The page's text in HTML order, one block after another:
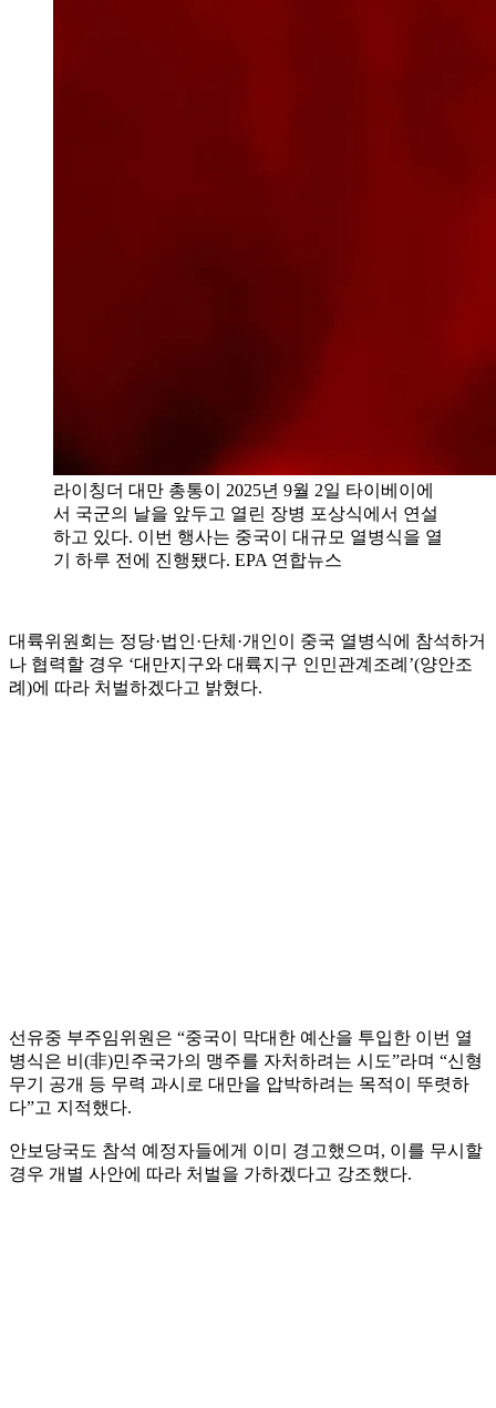
라이칭더 대만 총통이 2025년 9월 2일 타이베이에
서 국군의 날을 앞두고 열린 장병 포상식에서 연설
하고 있다. 이번 행사는 중국이 대규모 열병식을 열
기 하루 전에 진행됐다. EPA 연합뉴스
대륙위원회는 정당·법인·단체·개인이 중국 열병식에 참석하거
나 협력할 경우 ‘대만지구와 대륙지구 인민관계조례’(양안조
례)에 따라 처벌하겠다고 밝혔다.
선유중 부주임위원은 “중국이 막대한 예산을 투입한 이번 열
병식은 비(非)민주국가의 맹주를 자처하려는 시도”라며 “신형
무기 공개 등 무력 과시로 대만을 압박하려는 목적이 뚜렷하
다”고 지적했다.
안보당국도 참석 예정자들에게 이미 경고했으며, 이를 무시할
경우 개별 사안에 따라 처벌을 가하겠다고 강조했다.